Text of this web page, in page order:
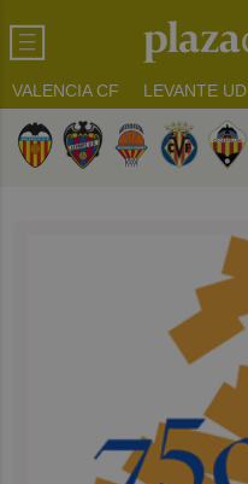
VALENCIA CF LEVANTE UD